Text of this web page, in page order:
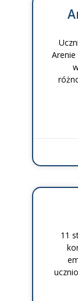
11